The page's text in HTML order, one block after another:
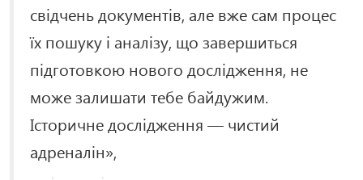
свідчень документів, але вже сам процес
їх пошуку і аналізу, що завершиться
підготовкою нового дослідження, не
може залишати тебе байдужим.
Історичне дослідження — чистий
адреналін»,